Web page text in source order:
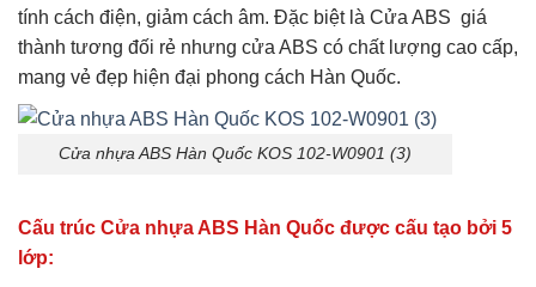
tính cách điện, giảm cách âm. Đặc biệt là Cửa ABS giá
thành tương đối rẻ nhưng cửa ABS có chất lượng cao cấp,
mang vẻ đẹp hiện đại phong cách Hàn Quốc.
Cửa nhựa ABS Hàn Quốc KOS 102-W0901 (3)
Cấu trúc Cửa nhựa ABS Hàn Quốc được cấu tạo bởi 5
lớp: